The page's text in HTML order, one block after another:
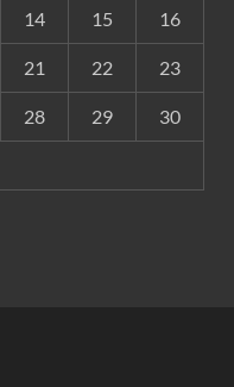
14 15 16
21 22 23
28 29 30